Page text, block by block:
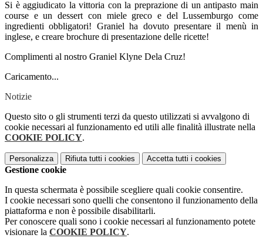
Si è aggiudicato la vittoria con la preprazione di un antipasto main
course e un dessert con miele greco e del Lussemburgo come
ingredienti obbligatori! Graniel ha dovuto presentare il menù in
inglese, e creare brochure di presentazione delle ricette!
Complimenti al nostro Graniel Klyne Dela Cruz!
Caricamento...
Notizie
Questo sito o gli strumenti terzi da questo utilizzati si avvalgono di
cookie necessari al funzionamento ed utili alle finalità illustrate nella
COOKIE POLICY.
Personalizza Rifiuta tutti i cookies Accetta tutti i cookies
Gestione cookie
In questa schermata è possibile scegliere quali cookie consentire.
I cookie necessari sono quelli che consentono il funzionamento della
piattaforma e non è possibile disabilitarli.
Per conoscere quali sono i cookie necessari al funzionamento potete
visionare la COOKIE POLICY.